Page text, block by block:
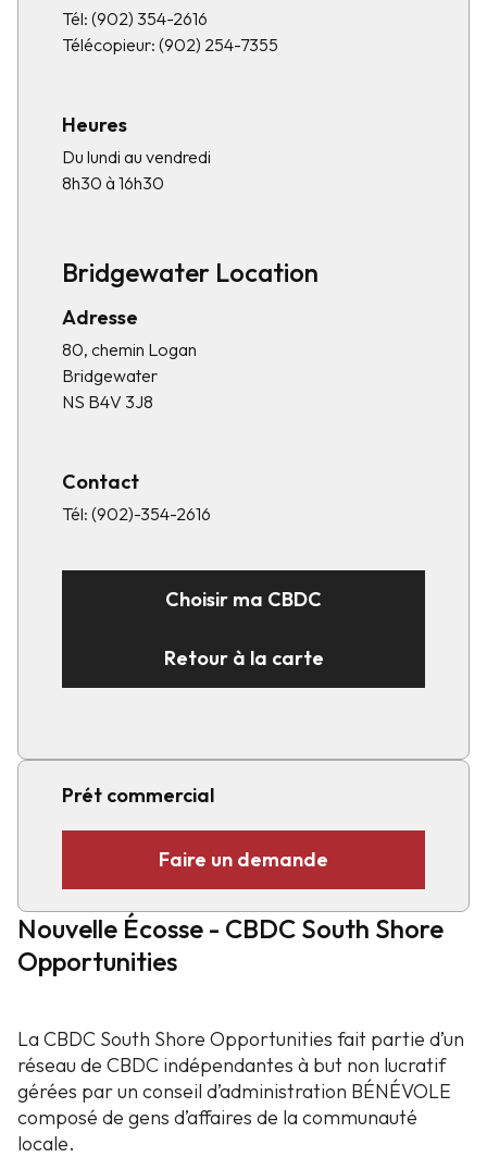
Nouvelle Écosse - CBDC South Shore
Opportunities
La CBDC South Shore Opportunities fait partie d’un
réseau de CBDC indépendantes à but non lucratif
gérées par un conseil d’administration BÉNÉVOLE
composé de gens d’affaires de la communauté
locale.
Tél: (902) 354-2616
Télécopieur: (902) 254-7355
Heures
Du lundi au vendredi
8h30 à 16h30
Bridgewater Location
Adresse
80, chemin Logan
Bridgewater
NS B4V 3J8
Contact
Tél: (902)-354-2616
Choisir ma CBDC
Retour à la carte
Prét commercial
Faire un demande